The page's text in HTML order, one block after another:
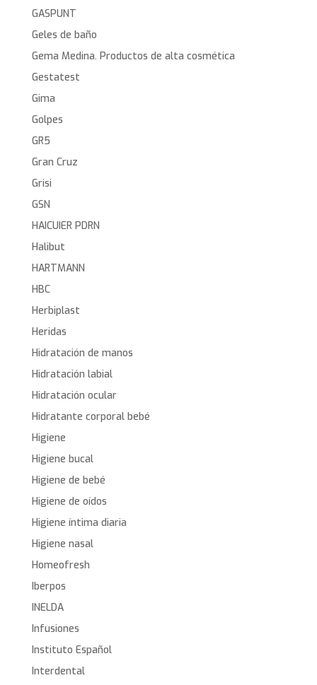
GASPUNT
Geles de baño
Gema Medina. Productos de alta cosmética
Gestatest
Gima
Golpes
GR5
Gran Cruz
Grisi
GSN
HAICUIER PDRN
Halibut
HARTMANN
HBC
Herbiplast
Heridas
Hidratación de manos
Hidratación labial
Hidratación ocular
Hidratante corporal bebé
Higiene
Higiene bucal
Higiene de bebé
Higiene de oídos
Higiene íntima diaria
Higiene nasal
Homeofresh
Iberpos
INELDA
Infusiones
Instituto Español
Interdental